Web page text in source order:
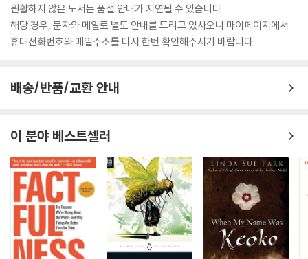
원활하지 않은 도서는 품절 안내가 지연될 수 있습니다.
해당 경우, 문자와 메일로 별도 안내를 드리고 있사오니 마이페이지에서
휴대전화번호와 메일주소를 다시 한번 확인해주시기 바랍니다.
배송/반품/교환 안내
이 분야 베스트셀러